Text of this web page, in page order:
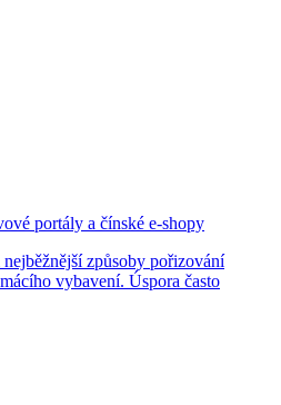
portály a čínské e-shopy
způsoby pořizování
vybavení. Úspora často